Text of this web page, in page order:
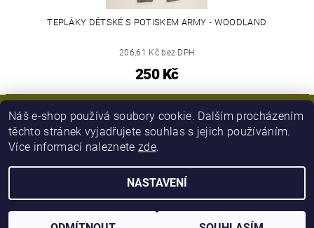
TEPLÁKY DĚTSKÉ S POTISKEM ARMY - WOODLAND
206,61 Kč bez DPH
250 Kč
2026 © Army Zboží, všechna práva vyhrazena
Náš e-shop používá soubory cookie. Dalším procházením
těchto stránek vyjadřujete souhlas s jejich používáním.
Více informací naleznetezde.
NASTAVENÍ